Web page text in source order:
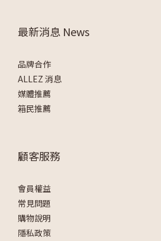
最新消息 News
品牌合作
ALLEZ 消息
媒體推薦
箱民推薦
顧客服務
會員權益
常見問題
購物說明
隱私政策